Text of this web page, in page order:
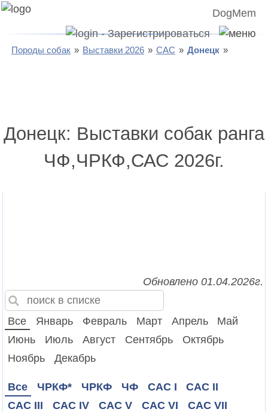
DogMem
Породы собак Выставки 2026 САС Донецк
Донецк: Выставки собак ранга
ЧФ,ЧРКФ,САС 2026г.
Обновлено 01.04.2026г.
Все Январь Февраль Март Апрель
Май
Июнь
Июль Август Сентябрь
Октябрь
Ноябрь
Декабрь
Все ЧРКФ* ЧРКФ ЧФ CAC I
CAC II
CAC III
CAC IV CAC V CAC VI
CAC VII